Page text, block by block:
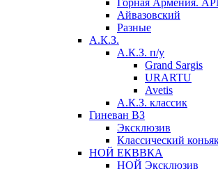
Горная Армения.
Айвазовский
Разные
А.К.З.
А.К.З. п/у
Grand Sargis
URARTU
Avetis
А.К.З. классик
Гиневан ВЗ
Эксклюзив
Классический
НОЙ ЕКВВКА
НОЙ Эксклюзив